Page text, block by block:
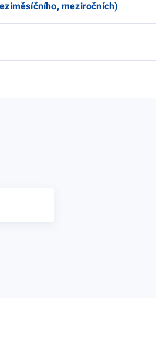
meziročních)